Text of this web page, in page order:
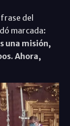
del
marcada:
una misión,
Ahora,